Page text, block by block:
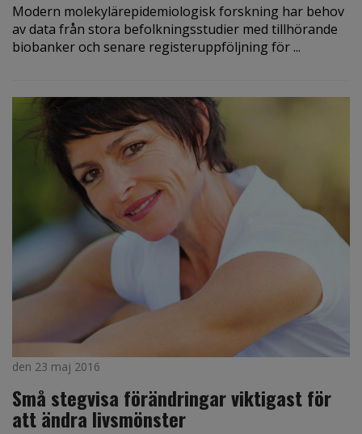
Modern molekylärepidemiologisk forskning har behov
av data från stora befolkningsstudier med tillhörande
biobanker och senare registeruppföljning för ...
den 23 maj 2016
Små stegvisa förändringar viktigast för
att ändra livsmönster